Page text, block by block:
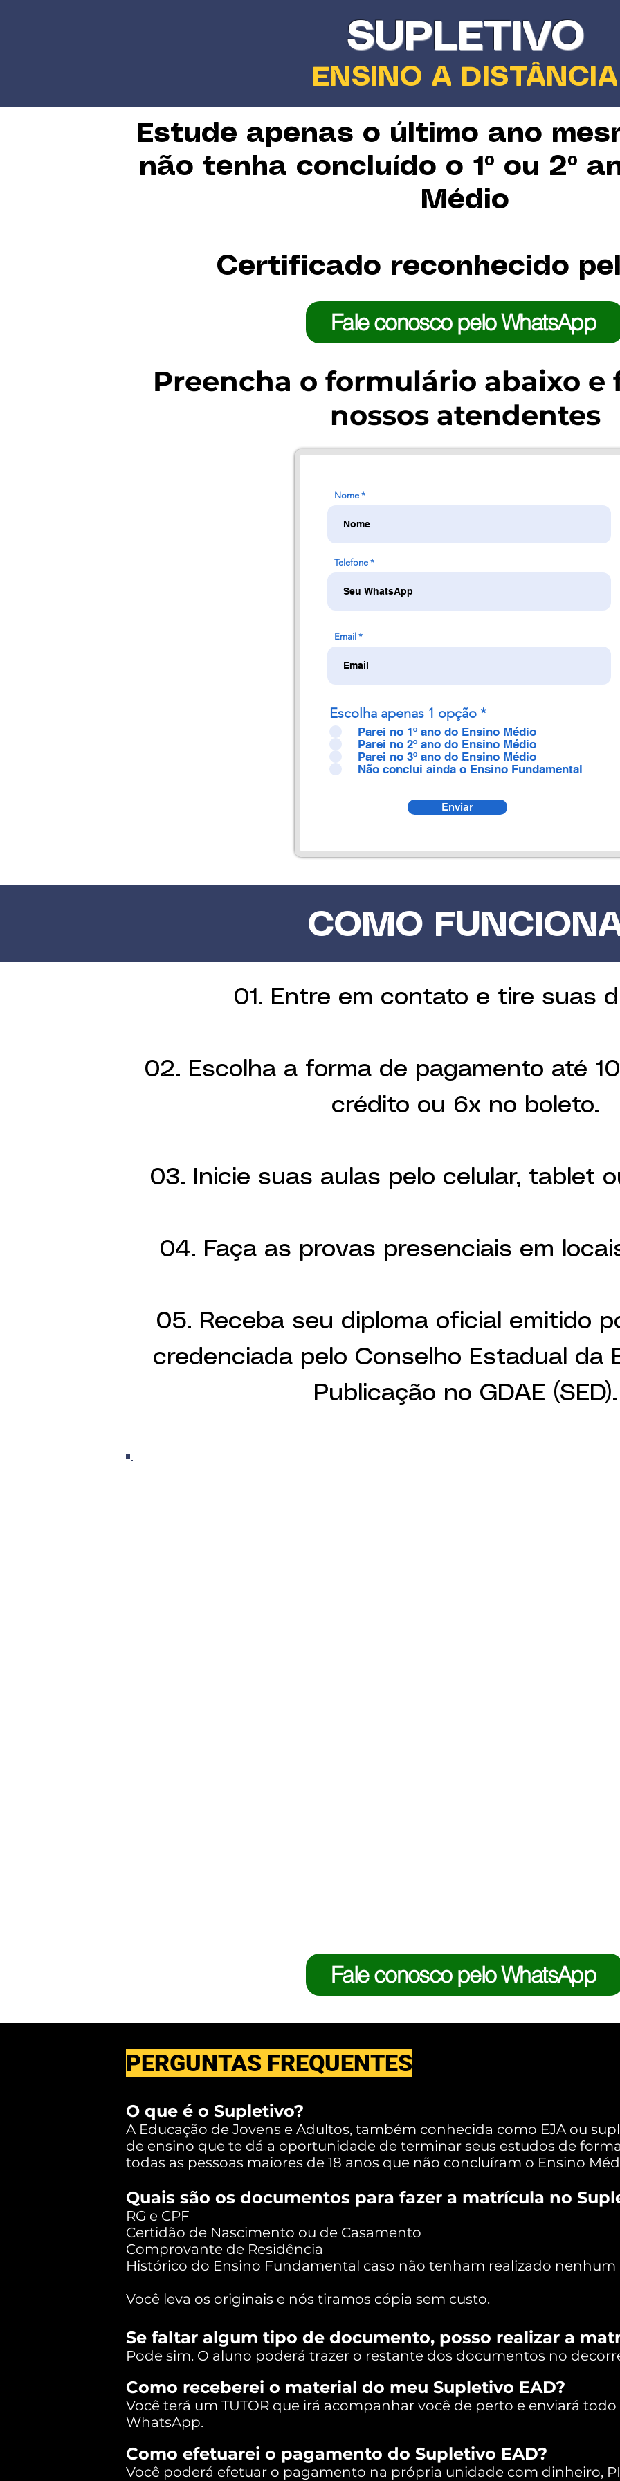
SUPLETIVO
ENSINO A DISTÂNCIA
Estude apenas o último ano
não tenha concluído o 1º ou 2º
Médio
Certificado reconhecido
Fale conosco pelo WhatsApp
Preencha o formulário abaixo e
nossos atendentes
Nome
Telefone
Email
Escolha apenas 1 opção *
Parei no 1º ano do Ensino Médio
Parei no 2º ano do Ensino Médio
Parei no 3º ano do Ensino Médio
Não conclui ainda o Ensino Fundamental
Enviar
COMO
01. Entre em contato e tire suas
02. Escolha a forma de pagamento até
crédito ou 6x no boleto.
03. Inicie suas aulas pelo celular, tablet
04. Faça as provas presenciais em
05. Receba seu diploma oficial emitido
credenciada pelo Conselho Estadual da
Publicação no GDAE (SED).
Fale conosco pelo WhatsApp
PERGUNTAS FREQUENTES
O que é o Supletivo?
A Educação de Jovens e Adultos, também conhecida como EJA ou
de ensino que te dá a oportunidade de terminar seus estudos de
todas as pessoas maiores de 18 anos que não concluíram o Ensino
Quais são os documentos para fazer a matrícula no
RG e CPF
Certidão de Nascimento ou de Casamento
Comprovante de Residência
Histórico do Ensino Fundamental caso não tenham realizado
Você leva os originais e nós tiramos cópia sem custo.
Se faltar algum tipo de documento, posso realizar a
Pode sim. O aluno poderá trazer o restante dos documentos no
Como receberei o material do meu Supletivo EAD?
Você terá um TUTOR que irá acompanhar você de perto e enviará
WhatsApp.
Como efetuarei o pagamento do Supletivo EAD?
Você poderá efetuar o pagamento na própria unidade com dinheiro,